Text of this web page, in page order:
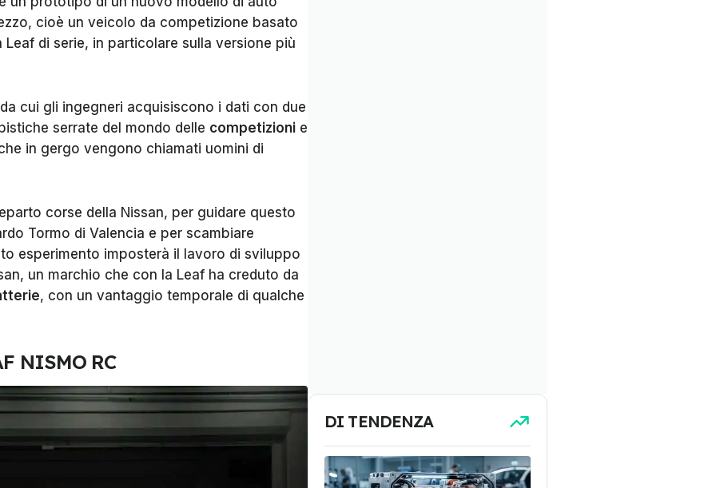
cioè un veicolo da competizione basato
di serie, in particolare sulla versione più
cui gli ingegneri acquisiscono i dati con due
serrate del mondo delle competizioni e
in gergo vengono chiamati uomini di
corse della Nissan, per guidare questo
Tormo di Valencia e per scambiare
esperimento imposterà il lavoro di sviluppo
un marchio che con la Leaf ha creduto da
, con un vantaggio temporale di qualche
NISMO RC
DI TENDENZA